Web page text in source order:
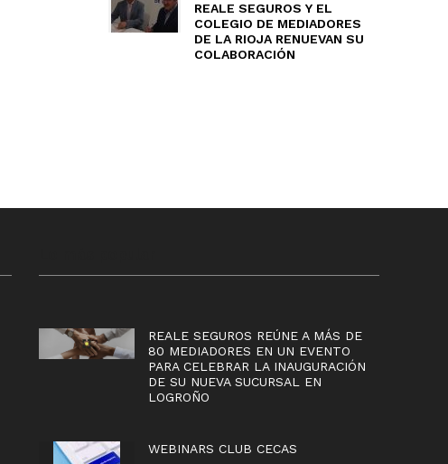
REALE SEGUROS Y EL
COLEGIO DE MEDIADORES
DE LA RIOJA RENUEVAN SU
COLABORACIÓN
REALE SEGUROS REÚNE A MÁS DE
80 MEDIADORES EN UN EVENTO
PARA CELEBRAR LA INAUGURACIÓN
DE SU NUEVA SUCURSAL EN
LOGROÑO
WEBINARS CLUB CECAS